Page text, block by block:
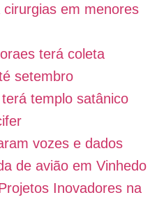
em menores
terá coleta
setembro
templo satânico
vozes e dados
de avião em Vinhedo
Inovadores na